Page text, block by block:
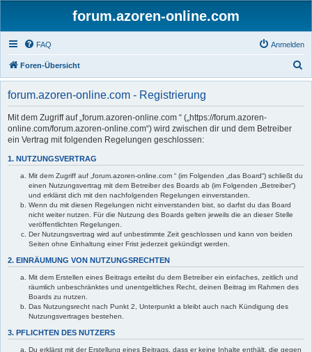
forum.azoren-online.com
FAQ Anmelden
Foren-Übersicht
u
forum.azoren-online.com - Registrierung
Mit dem Zugriff auf „forum.azoren-online.com “ („https://forum.azoren-
online.com/forum.azoren-online.com“) wird zwischen dir und dem Betreiber
ein Vertrag mit folgenden Regelungen geschlossen:
1. NUTZUNGSVERTRAG
Mit dem Zugriff auf „forum.azoren-online.com “ (im Folgenden „das Board“) schließt du
einen Nutzungsvertrag mit dem Betreiber des Boards ab (im Folgenden „Betreiber“)
und erklärst dich mit den nachfolgenden Regelungen einverstanden.
Wenn du mit diesen Regelungen nicht einverstanden bist, so darfst du das Board
nicht weiter nutzen. Für die Nutzung des Boards gelten jeweils die an dieser Stelle
veröffentlichten Regelungen.
Der Nutzungsvertrag wird auf unbestimmte Zeit geschlossen und kann von beiden
Seiten ohne Einhaltung einer Frist jederzeit gekündigt werden.
2. EINRÄUMUNG VON NUTZUNGSRECHTEN
Mit dem Erstellen eines Beitrags erteilst du dem Betreiber ein einfaches, zeitlich und
räumlich unbeschränktes und unentgeltliches Recht, deinen Beitrag im Rahmen des
Boards zu nutzen.
Das Nutzungsrecht nach Punkt 2, Unterpunkt a bleibt auch nach Kündigung des
Nutzungsvertrages bestehen.
3. PFLICHTEN DES NUTZERS
Du erklärst mit der Erstellung eines Beitrags, dass er keine Inhalte enthält, die gegen